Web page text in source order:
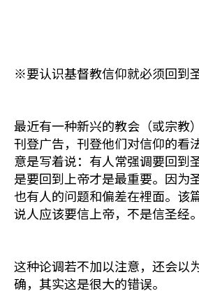
※要认识基督教信仰就必须回到
最近有一种新兴的教会（或宗教
刊登广告，刊登他们对信仰的看
意是写着说：有人常强调要回到
是要回到上帝才是最重要。因为
也有人的问题和偏差在裡面。该
说人应该要信上帝，不是信圣经。
这种论调若不加以注意，还会以
确，其实这是很大的错误。